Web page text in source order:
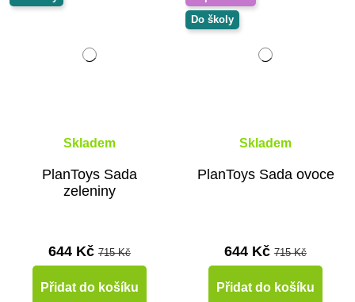
Skladem
PlanToys Sada
zeleniny
644 Kč 715 Kč
Přidat do košíku
Do školy
Skladem
PlanToys Sada ovoce
644 Kč 715 Kč
Přidat do košíku